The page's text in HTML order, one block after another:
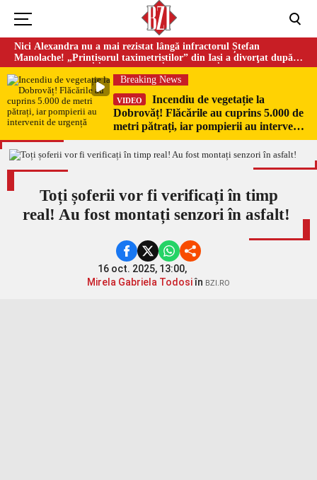
Nici Alexandra nu a mai rezistat lângă infractorul Ștefan
Manolache! „Prințișorul taximetriștilor” din Iași a divorţat după
doi ani de căsnicie
Breaking News
VIDEO
Incendiu de vegetație la
Dobrovăț! Flăcările au cuprins 5.000 de
metri pătrați, iar pompierii au intervenit
de urgență
Toți șoferii vor fi verificați în timp
real! Au fost montați senzori în asfalt!
16 oct. 2025, 13:00,
Mirela Gabriela Todosiîn BZI.RO